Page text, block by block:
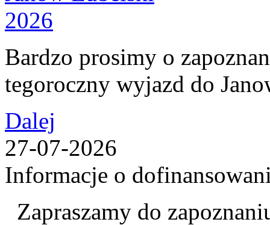
Bardzo prosimy o
tegoroczny wyjazd do
Dalej
27-07-2026
Informacje o
Zapraszamy do